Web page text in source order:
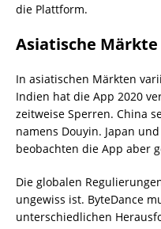
die Plattform.
Asiatische Märkte
In asiatischen Märkten
Indien hat die App 2020
zeitweise Sperren. China
namens Douyin. Japan
beobachten die App aber
Die globalen
ungewiss ist. ByteDance
unterschiedlichen